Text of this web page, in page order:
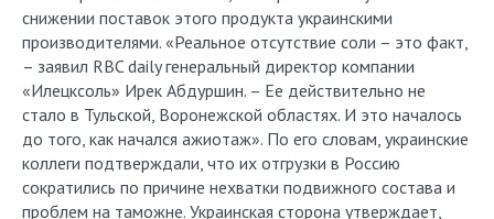
снижении поставок этого продукта украинскими
производителями. «Реальное отсутствие соли – это факт,
– заявил RBC daily генеральный директор компании
«Илецксоль» Ирек Абдуршин. – Ее действительно не
стало в Тульской, Воронежской областях. И это началось
до того, как начался ажиотаж». По его словам, украинские
коллеги подтверждали, что их отгрузки в Россию
сократились по причине нехватки подвижного состава и
проблем на таможне. Украинская сторона утверждает,